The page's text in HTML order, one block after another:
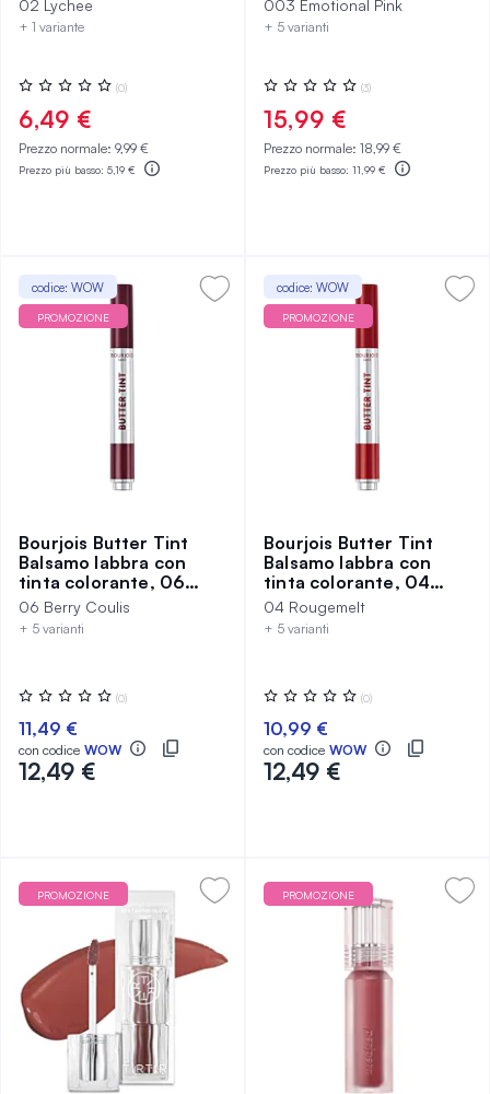
02 Lychee
+ 1 variante
Valutazione:
0%
(0)
6,49 €
Prezzo normale: 9,99 €
Prezzo più basso: 5,19 €
003 Emotional Pink
+ 5 varianti
Valutazione:
0%
(3)
15,99 €
Prezzo normale: 18,99 €
Prezzo più basso: 11,99 €
codice: WOW
PROMOZIONE
Bourjois Butter Tint
Balsamo labbra con
tinta colorante, 06
Berry Coulis
06 Berry Coulis
+ 5 varianti
Valutazione:
0%
(0)
11,49 €
con codice WOW
12,49 €
codice: WOW
PROMOZIONE
Bourjois Butter Tint
Balsamo labbra con
tinta colorante, 04
Rougemelt
04 Rougemelt
+ 5 varianti
Valutazione:
0%
(0)
10,99 €
con codice WOW
12,49 €
PROMOZIONE PROMOZIONE